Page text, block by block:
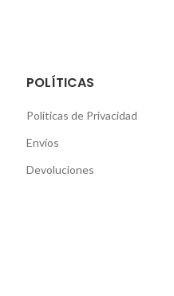
POLÍTICAS
Políticas de Privacidad
Envíos
Devoluciones